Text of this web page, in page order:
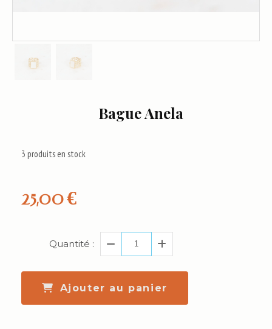
Bague Anela
25,00€
3 produits en stock
Quantité :
Ajouter au panier